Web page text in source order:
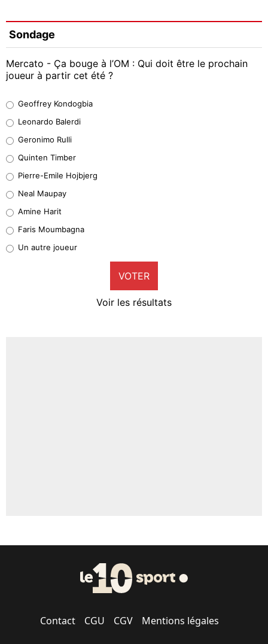
Sondage
Mercato - Ça bouge à l’OM : Qui doit être le prochain
joueur à partir cet été ?
38%
32%
5%
1%
9%
Geoffrey Kondogbia
Leonardo Balerdi
Geronimo Rulli
Quinten Timber
Pierre-Emile Hojbjerg
Neal Maupay
Amine Harit
Faris Moumbagna
Un autre joueur
VOTER
Voir les résultats
Contact CGU CGV Mentions légales